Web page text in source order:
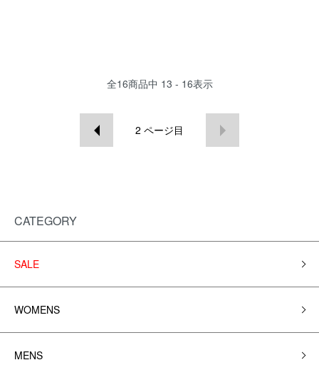
全16商品中 13 - 16表示
2 ページ目
CATEGORY
SALE
WOMENS
MENS